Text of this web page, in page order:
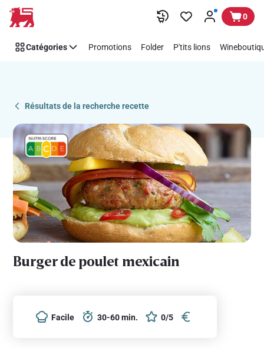
Passer
Recipe
Details
0
Catégories Promotions Folder P'tits lions
Résultats de la recherche recette
Burger de poulet mexicain
Facile 30-60 min. 0/5